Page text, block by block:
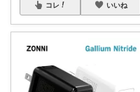
コレ いいね